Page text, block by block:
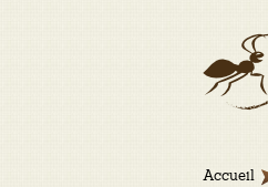
Accueil